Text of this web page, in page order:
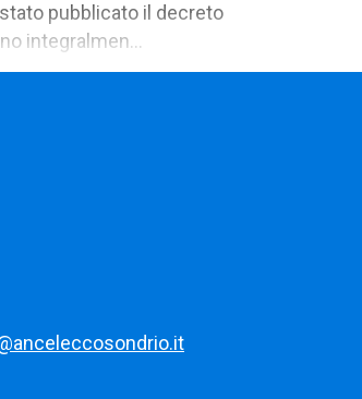
pubblicato il decreto
integralmen...